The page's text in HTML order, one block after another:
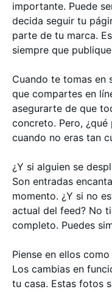
importante. Puede
decida seguir tu
parte de tu marca.
siempre que
Cuando te tomas en
que compartes en
asegurarte de que
concreto. Pero,
cuando no eras tan
¿Y si alguien se
Son entradas
momento. ¿Y si no
actual del feed? No
completo. Puedes
Piense en ellos
Los cambias en
tu casa. Estas fotos